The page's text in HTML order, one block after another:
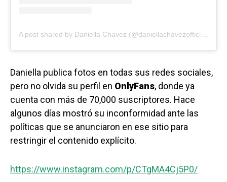
Daniella publica fotos en todas sus redes sociales,
pero no olvida su perfil en OnlyFans, donde ya
cuenta con más de 70,000 suscriptores. Hace
algunos días mostró su inconformidad ante las
políticas que se anunciaron en ese sitio para
restringir el contenido explícito.
https://www.instagram.com/p/CTgMA4Cj5P0/